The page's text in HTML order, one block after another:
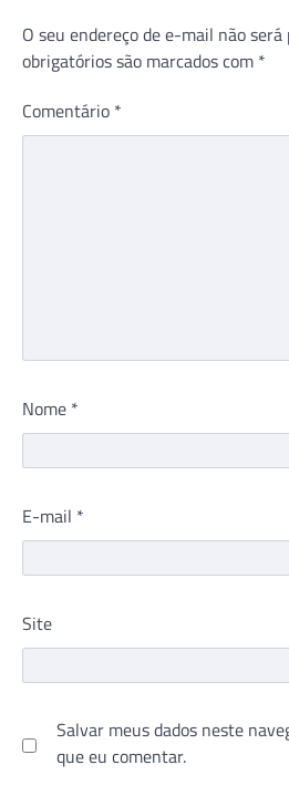
O seu endereço de e-mail não será
obrigatórios são marcados com *
Comentário *
Nome *
E-mail *
Site
Salvar meus dados neste
que eu comentar.